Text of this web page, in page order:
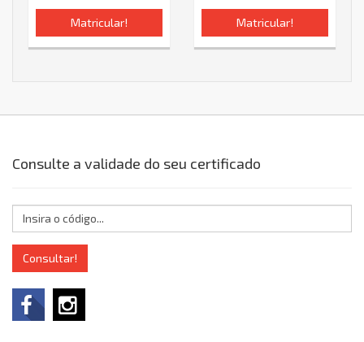
Matricular! Matricular!
Consulte a validade do seu certificado
Consultar!